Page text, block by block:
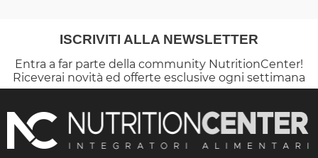
ISCRIVITI ALLA NEWSLETTER
Entra a far parte della community NutritionCenter!
Riceverai novità ed offerte esclusive ogni settimana